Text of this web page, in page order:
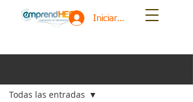
Iniciar sesión
Todas las entradas